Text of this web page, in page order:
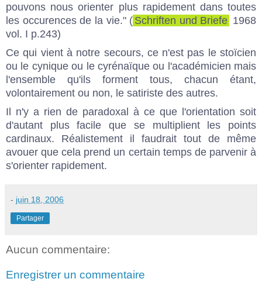
pouvons nous orienter plus rapidement dans toutes
les occurences de la vie." ( Schriften und Briefe 1968
vol. I p.243)
Ce qui vient à notre secours, ce n'est pas le stoïcien
ou le cynique ou le cyrénaïque ou l'académicien mais
l'ensemble qu'ils forment tous, chacun étant,
volontairement ou non, le satiriste des autres.
Il n'y a rien de paradoxal à ce que l'orientation soit
d'autant plus facile que se multiplient les points
cardinaux. Réalistement il faudrait tout de même
avouer que cela prend un certain temps de parvenir à
s'orienter rapidement.
- juin 18, 2006
Partager
Aucun commentaire:
Enregistrer un commentaire